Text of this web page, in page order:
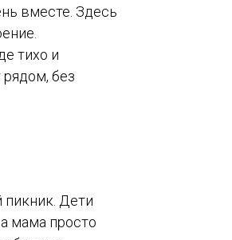
вместе. Здесь
тихо и
без
пикник. Дети
мама просто